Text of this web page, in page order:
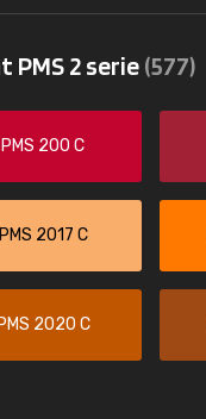
PMS 2 serie(577)
PMS 200 C
PMS 2017 C
PMS 2020 C